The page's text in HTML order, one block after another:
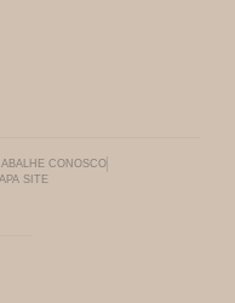
CONOSCO
SITE